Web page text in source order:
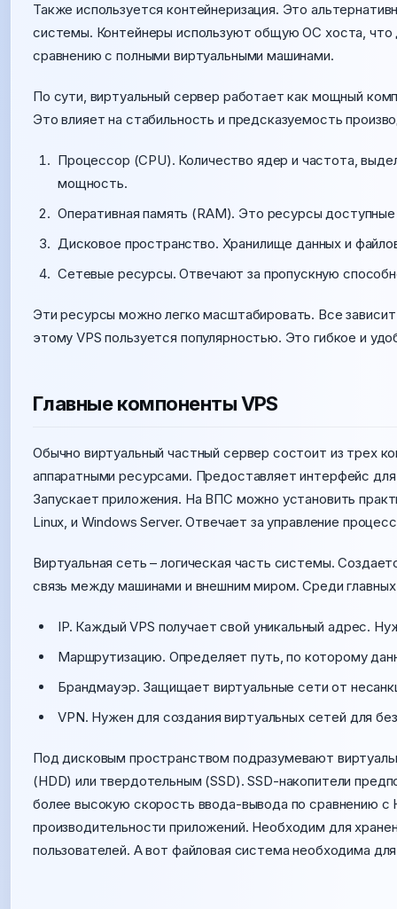
Также используется контейнеризация. Это
системы. Контейнеры используют общую ОС хоста, что
сравнению с полными виртуальными машинами.
По сути, виртуальный сервер работает как мощный
Это влияет на стабильность и предсказуемость
Процессор (CPU). Количество ядер и частота,
мощность.
Оперативная память (RAM). Это ресурсы
Дисковое пространство. Хранилище данных и
Сетевые ресурсы. Отвечают за пропускную
Эти ресурсы можно легко масштабировать. Все
этому VPS пользуется популярностью. Это гибкое и
Главные компоненты VPS
Обычно виртуальный частный сервер состоит из трех
аппаратными ресурсами. Предоставляет интерфейс
Запускает приложения. На ВПС можно установить
Linux, и Windows Server. Отвечает за управление
Виртуальная сеть – логическая часть системы.
связь между машинами и внешним миром. Среди
IP. Каждый VPS получает свой уникальный адрес.
Маршрутизацию. Определяет путь, по которому
Брандмауэр. Защищает виртуальные сети от
VPN. Нужен для создания виртуальных сетей для
Под дисковым пространством подразумевают
(HDD) или твердотельным (SSD). SSD-накопители
более высокую скорость ввода-вывода по сравнению с
производительности приложений. Необходим для
пользователей. А вот файловая система необходима